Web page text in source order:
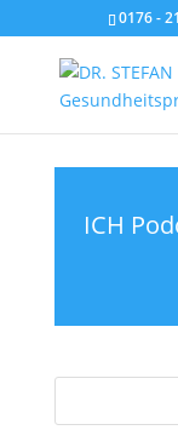
0176 -
ICH